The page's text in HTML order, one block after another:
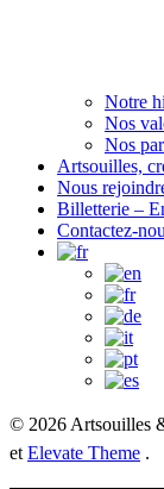
Notre
Nos
Nos
Artsouilles,
Nous
Billetterie –
Contactez-
© 2026 Artsouilles
et Elevate Theme .